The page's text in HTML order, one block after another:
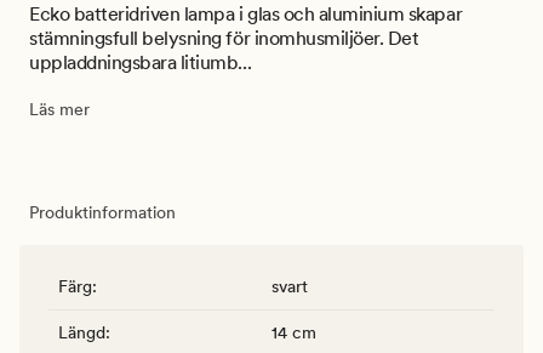
Ecko batteridriven lampa i glas och aluminium skapar
stämningsfull belysning för inomhusmiljöer. Det
uppladdningsbara litiumb...
Läs mer
Produktinformation
Färg: svart
Längd: 14 cm